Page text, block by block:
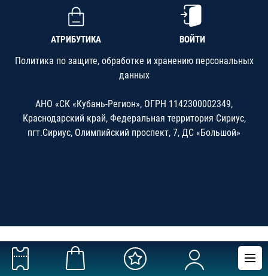
АТРИБУТИКА ВОЙТИ
Политика по защите, обработке и хранению персональных
данных
АНО «СК «Кубань-Регион», ОГРН 1142300002349,
Краснодарский край, Федеральная территория Сириус,
пгт.Сириус, Олимпийский проспект, 7, ДС «Большой»